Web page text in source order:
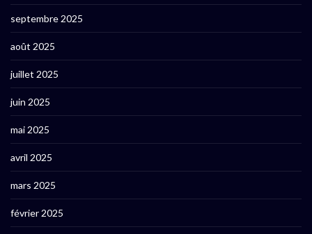
septembre 2025
août 2025
juillet 2025
juin 2025
mai 2025
avril 2025
mars 2025
février 2025